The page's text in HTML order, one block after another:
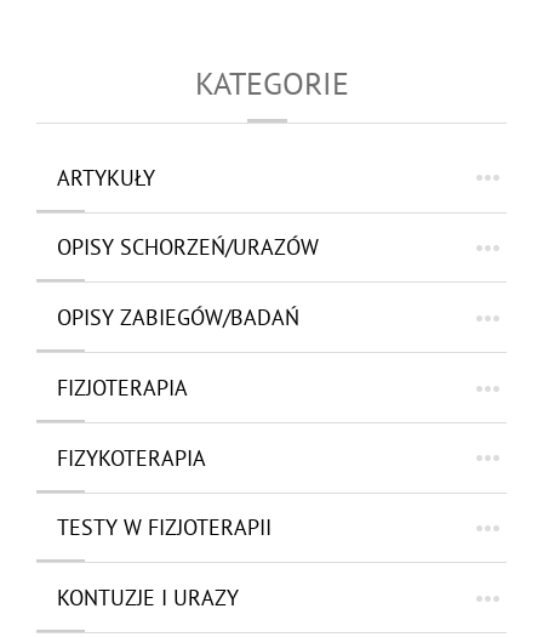
KATEGORIE
ARTYKUŁY
OPISY SCHORZEŃ/URAZÓW
OPISY ZABIEGÓW/BADAŃ
FIZJOTERAPIA
FIZYKOTERAPIA
TESTY W FIZJOTERAPII
KONTUZJE I URAZY